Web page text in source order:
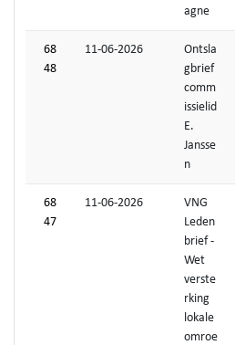
agne
68
48
11-06-2026
Ontsla
gbrief
comm
issielid
E.
Jansse
n
68
47
11-06-2026
VNG
Leden
brief -
Wet
verste
rking
lokale
omroe